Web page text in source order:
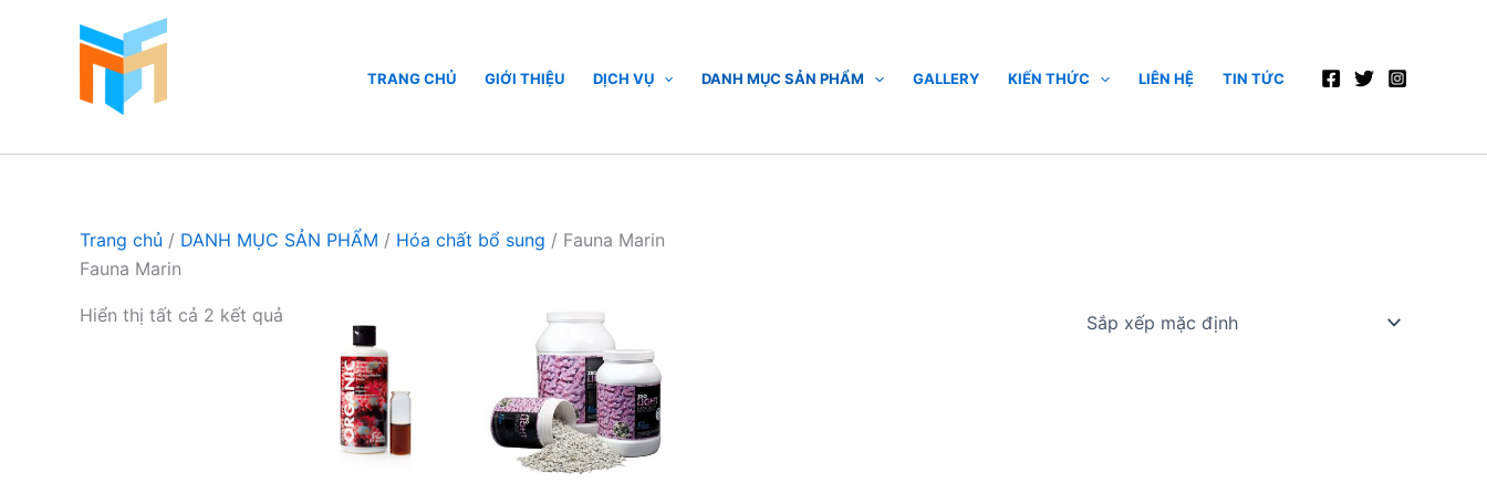
TRANG CHỦ GIỚI THIỆU DỊCH VỤ DANH MỤC SẢN PHẨM GALLERY KIẾN THỨC LIÊN HỆ TIN TỨC
Trang chủ / DANH MỤC SẢN PHẨM / Hóa chất bổ sung / Fauna Marin
Fauna Marin
Hiển thị tất cả 2 kết quả